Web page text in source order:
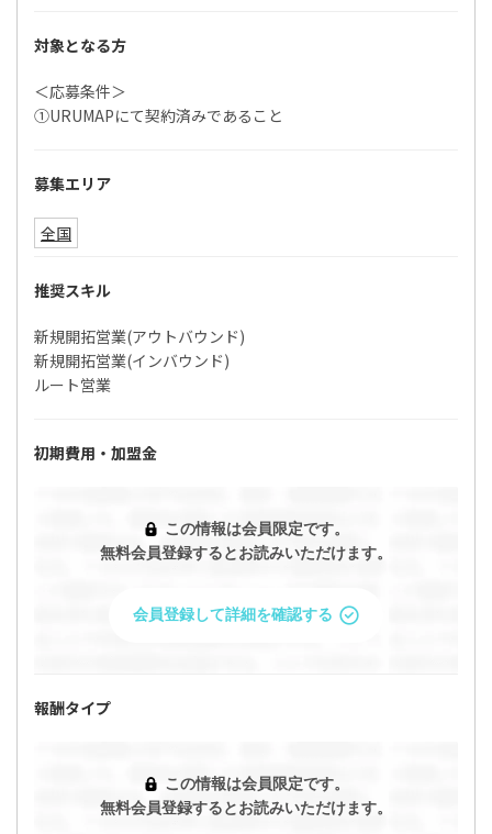
対象となる方
＜応募条件＞
①URUMAPにて契約済みであること
募集エリア
全国
推奨スキル
新規開拓営業(アウトバウンド)
新規開拓営業(インバウンド)
ルート営業
初期費用・加盟金
この情報は会員限定です。
無料会員登録するとお読みいただけます。
会員登録して詳細を確認する
報酬タイプ
この情報は会員限定です。
無料会員登録するとお読みいただけます。